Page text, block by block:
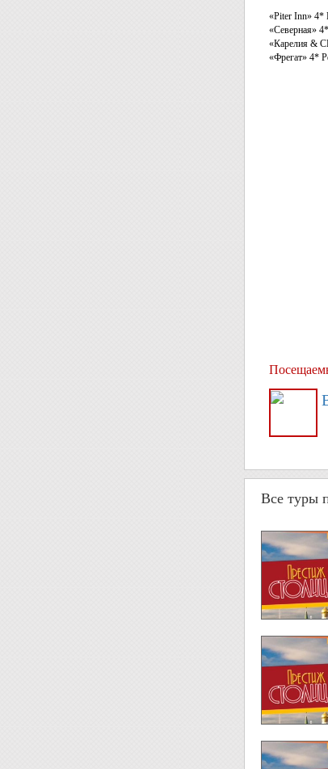
«Piter Inn» 4*
«Северная»
«Карелия &
«Фрегат» 4*
Все туры